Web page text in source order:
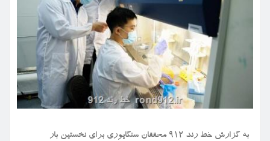
به گزارش خط رند ۹۱۲ محققان سنگاپوری برای نخستین بار